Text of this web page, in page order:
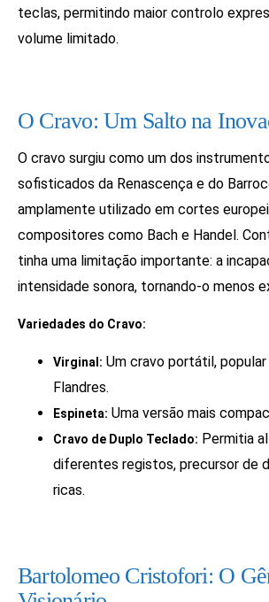
teclas, permitindo maior controlo
volume limitado.
O Cravo: Um Salto na
O cravo surgiu como um dos
sofisticados da Renascença e do
amplamente utilizado em cortes
compositores como Bach e Handel.
tinha uma limitação importante: a
intensidade sonora, tornando-o menos
Variedades do Cravo:
Virginal: Um cravo portátil,
Flandres.
Espineta: Uma versão mais
Cravo de Duplo Teclado: Permitia
diferentes registos, precursor de
ricas.
Bartolomeo Cristofori: O